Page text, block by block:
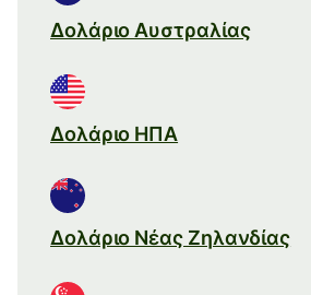
Δολάριο Αυστραλίας
Δολάριο ΗΠΑ
Δολάριο Νέας Ζηλανδίας